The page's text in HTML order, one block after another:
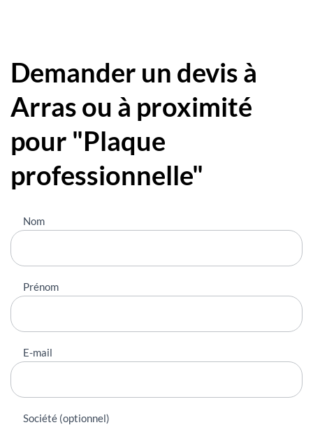
Demander un devis à
Arras ou à proximité
pour "Plaque
professionnelle"
Nous
contacter
Nom
Prénom
E-mail
Société (optionnel)